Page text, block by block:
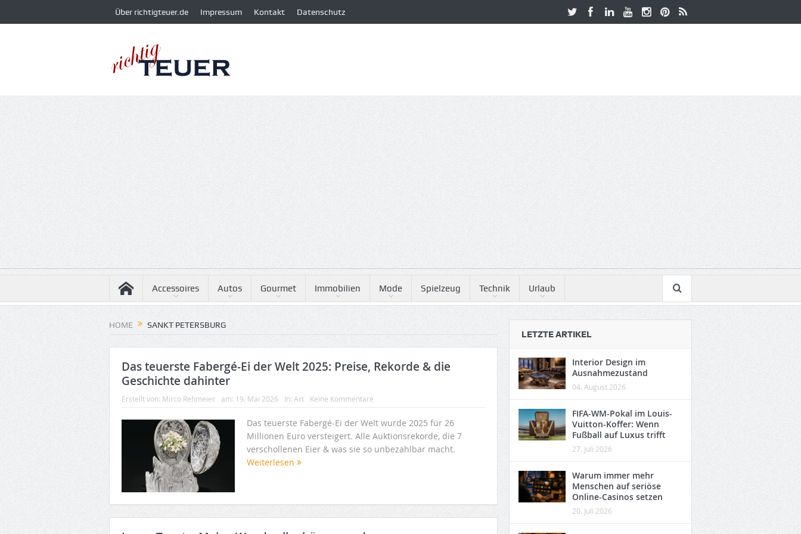
Über richtigteuer.de Impressum Kontakt Datenschutz
Accessoires Autos Gourmet Immobilien Mode Spielzeug Technik Urlaub
HOME SANKT PETERSBURG
Das teuerste Fabergé-Ei der Welt 2025: Preise, Rekorde & die
Geschichte dahinter
Erstellt von: Mirco Rehmeier am: 19. Mai 2026 In: Art Keine Kommentare
Das teuerste Fabergé-Ei der Welt wurde 2025 für 26
Millionen Euro versteigert. Alle Auktionsrekorde, die 7
verschollenen Eier & was sie so unbezahlbar macht.
Weiterlesen
LETZTE ARTIKEL
Interior Design im
Ausnahmezustand
04. August 2026
FIFA-WM-Pokal im Louis-
Vuitton-Koffer: Wenn
Fußball auf Luxus trifft
27. Juli 2026
Warum immer mehr
Menschen auf seriöse
Online-Casinos setzen
20. Juli 2026